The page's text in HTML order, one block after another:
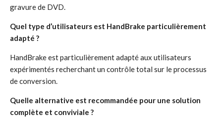
gravure de DVD.
Quel type d’utilisateurs est HandBrake particulièrement
adapté ?
HandBrake est particulièrement adapté aux utilisateurs
expérimentés recherchant un contrôle total sur le processus
de conversion.
Quelle alternative est recommandée pour une solution
complète et conviviale ?